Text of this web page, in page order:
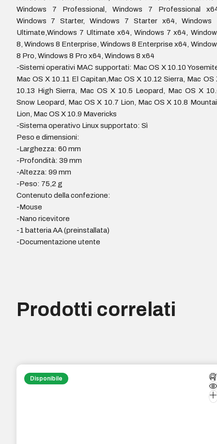
Windows 7 Professional, Windows 7 Professional
Windows 7 Starter, Windows 7 Starter x64, Windows
Ultimate,Windows 7 Ultimate x64, Windows 7 x64,
8, Windows 8 Enterprise, Windows 8 Enterprise x64,
8 Pro, Windows 8 Pro x64, Windows 8 x64
-Sistemi operativi MAC supportati: Mac OS X 10.10
Mac OS X 10.11 El Capitan,Mac OS X 10.12 Sierra, Mac OS
10.13 High Sierra, Mac OS X 10.5 Leopard, Mac OS X
Snow Leopard, Mac OS X 10.7 Lion, Mac OS X 10.8
Lion, Mac OS X 10.9 Mavericks
-Sistema operativo Linux supportato: Sì
Peso e dimensioni:
-Larghezza: 60 mm
-Profondità: 39 mm
-Altezza: 99 mm
-Peso: 75,2 g
Contenuto della confezione:
-Mouse
-Nano ricevitore
-1 batteria AA (preinstallata)
-Documentazione utente
Prodotti correlati
Disponibile